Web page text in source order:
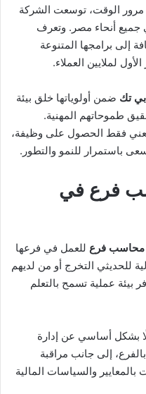
مرور الوقت، توسعت الشركة
أنحاء مصر. وتعرف
إلى برامجها المتنوعة
لملايين العملاء.
تك ضمن أولوياتها خلق بيئة
طموحاتهم المهنية.
يعني فقط الحصول على وظيفة،
باستمرار للنمو والتطور.
فرع في
محاسب فرع للعمل في فرعها
للحديثي التخرج أو من لديهم
عملية تسمح بالتعلم
بشكل أساسي عن إدارة
إلى جانب مراقبة
والسياسات المالية